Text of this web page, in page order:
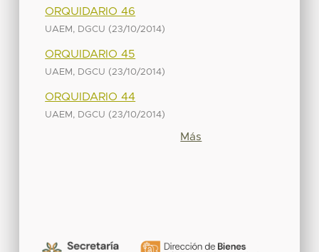
ORQUIDARIO 46
UAEM, DGCU (23/10/2014)
ORQUIDARIO 45
UAEM, DGCU (23/10/2014)
ORQUIDARIO 44
UAEM, DGCU (23/10/2014)
Más